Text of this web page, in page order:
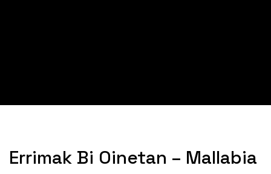
Errimak Bi Oinetan – Mallabia